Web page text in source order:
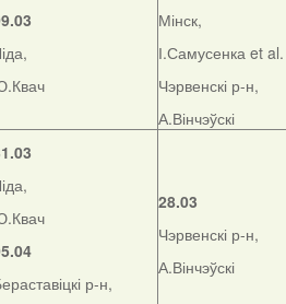
Мінск,
І.Самусенка et al.
Чэрвенскі р-н,
А.Вінчэўскі
р-н,
28.03
Чэрвенскі р-н,
А.Вінчэўскі